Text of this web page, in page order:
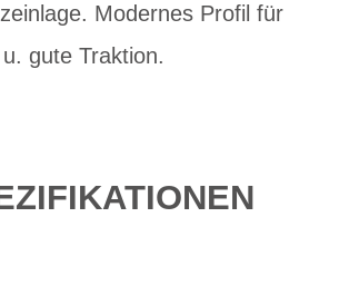
Modernes Profil für
gute Traktion.